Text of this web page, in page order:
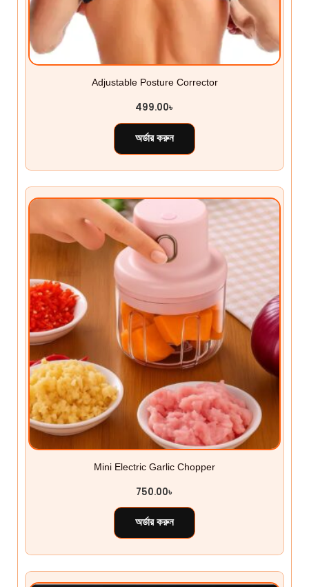
Adjustable Posture Corrector
499.00৳
অর্ডার করুন
Mini Electric Garlic Chopper
750.00৳
অর্ডার করুন